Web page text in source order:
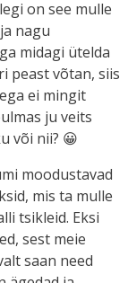
on see mulle
nagu
midagi ütelda
peast võtan, siis
ei mingit
ju veits
või nii? 😀
moodustavad
mis ta mulle
tsikleid. Eksi
sest meie
saan need